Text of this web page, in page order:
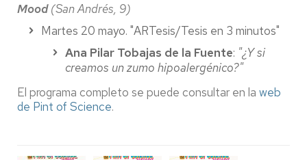
Mood(San Andrés, 9)
Martes 20 mayo. "ARTesis/Tesis en 3 minutos"
Ana Pilar Tobajas de la Fuente: "¿Y si
creamos un zumo hipoalergénico?"
El programa completo se puede consultar en la web
de Pint of Science.